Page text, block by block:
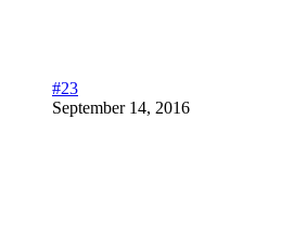
#23
September 14, 2016